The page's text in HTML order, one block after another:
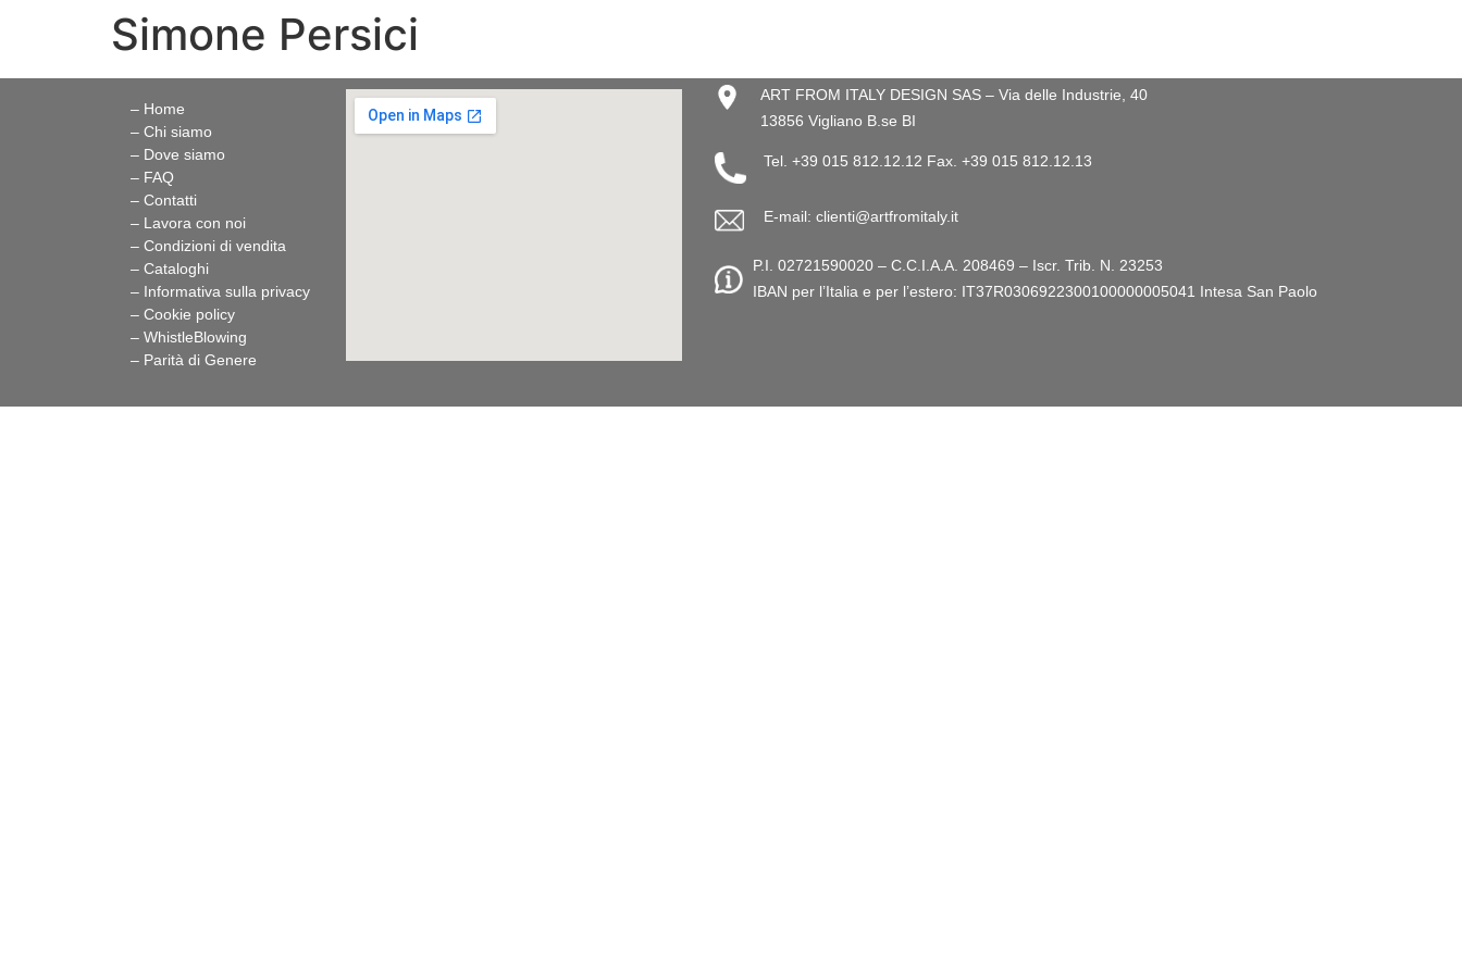
Simone Persici
– Home
– Chi siamo
– Dove siamo
– FAQ
– Contatti
– Lavora con noi
– Condizioni di vendita
– Cataloghi
– Informativa sulla privacy
– Cookie policy
– WhistleBlowing
– Parità di Genere
ART FROM ITALY DESIGN SAS – Via delle Industrie, 40
13856 Vigliano B.se BI
Tel. +39 015 812.12.12 Fax. +39 015 812.12.13
E-mail: clienti@artfromitaly.it
P.I. 02721590020 – C.C.I.A.A. 208469 – Iscr. Trib. N. 23253
IBAN per l’Italia e per l’estero: IT37R0306922300100000005041 Intesa San Paolo